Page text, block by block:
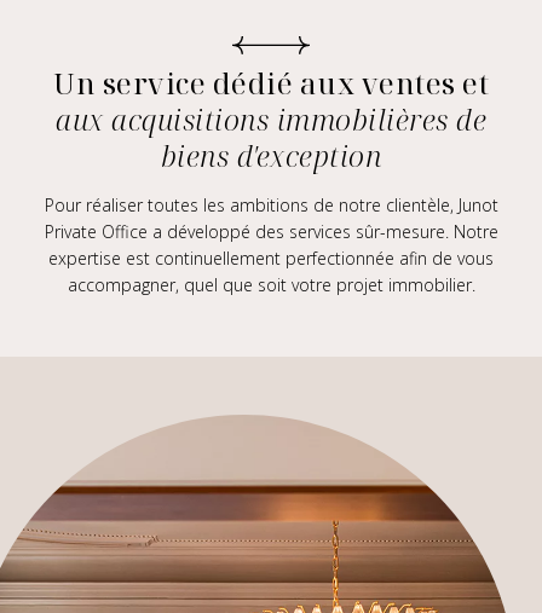
Un service dédié aux ventes et
aux acquisitions immobilières de
biens d'exception
Pour réaliser toutes les ambitions de notre clientèle, Junot
Private Office a développé des services sûr-mesure. Notre
expertise est continuellement perfectionnée afin de vous
accompagner, quel que soit votre projet immobilier.